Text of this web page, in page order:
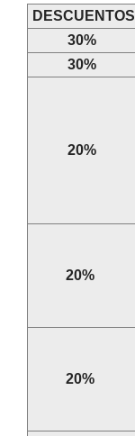
DESCUENTOS
30%
30%
20%
20%
20%